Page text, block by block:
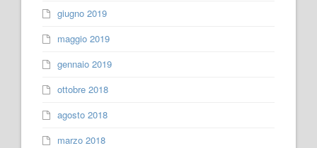
giugno 2019
maggio 2019
gennaio 2019
ottobre 2018
agosto 2018
marzo 2018